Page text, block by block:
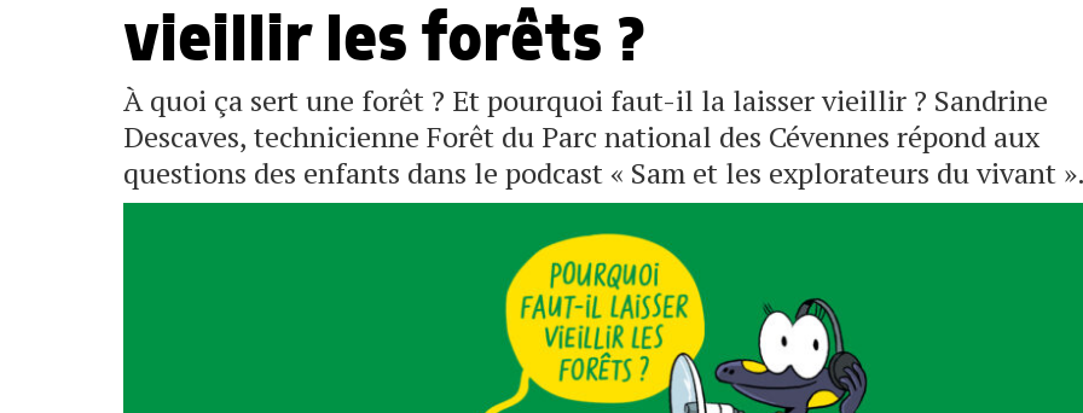
vieillir les forêts ?
À quoi ça sert une forêt ? Et pourquoi faut-il la laisser vieillir ? Sandrine
Descaves, technicienne Forêt du Parc national des Cévennes répond aux
questions des enfants dans le podcast « Sam et les explorateurs du vivant